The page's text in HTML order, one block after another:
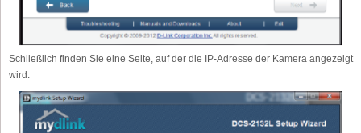
Schließlich finden Sie eine Seite, auf der die IP-Adresse der Kamera angezeigt
wird: